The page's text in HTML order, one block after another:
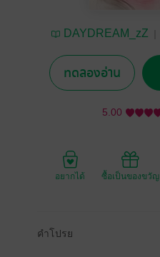
DAYDREAM_zZ
ทดลองอ่าน
5.00
อยากได้ ซื้อเป็นของขวัญ
คำโปรย